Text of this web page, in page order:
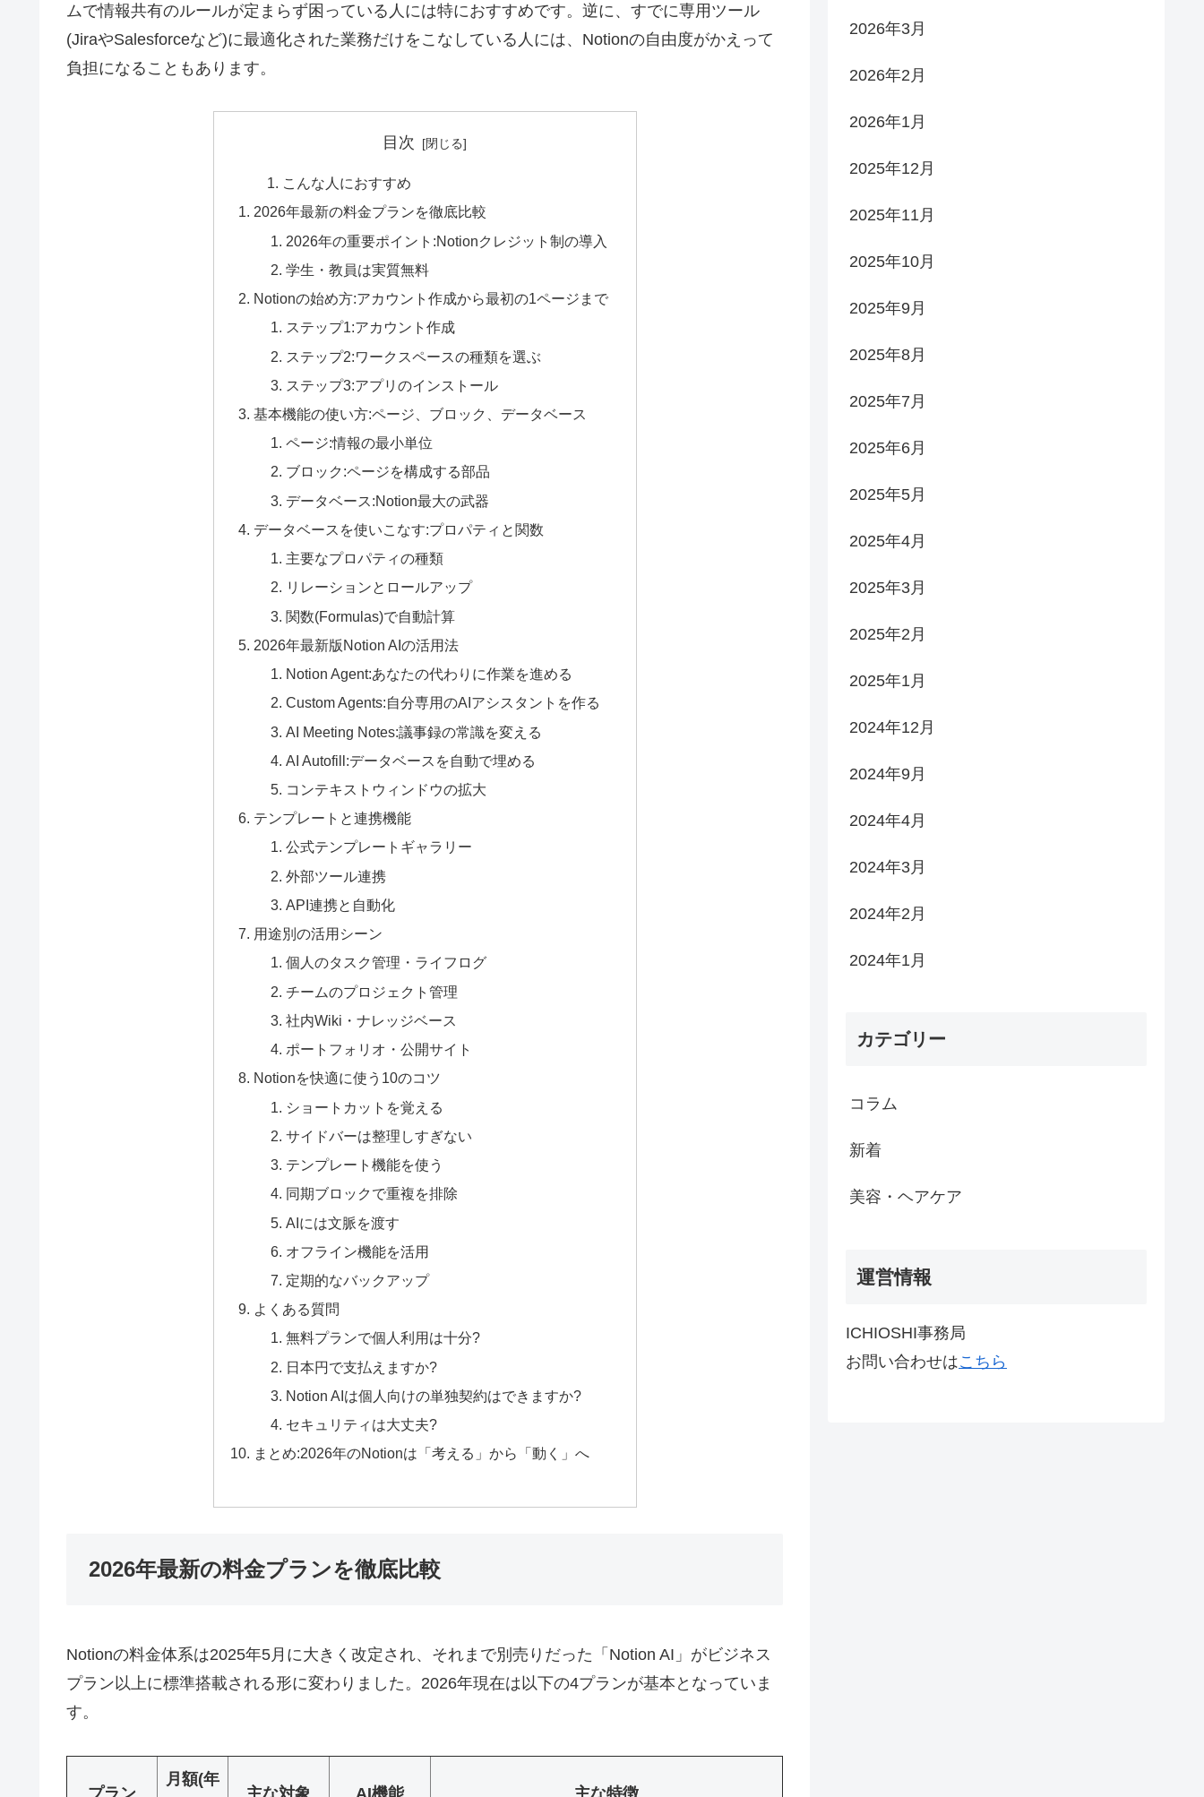
ムで情報共有のルールが定まらず困っている人には特におすすめです。逆に、すでに専用ツール
(JiraやSalesforceなど)に最適化された業務だけをこなしている人には、Notionの自由度がかえって
負担になることもあります。
目次
こんな人におすすめ
2026年最新の料金プランを徹底比較
2026年の重要ポイント:Notionクレジット制の導入
学生・教員は実質無料
Notionの始め方:アカウント作成から最初の1ページまで
ステップ1:アカウント作成
ステップ2:ワークスペースの種類を選ぶ
ステップ3:アプリのインストール
基本機能の使い方:ページ、ブロック、データベース
ページ:情報の最小単位
ブロック:ページを構成する部品
データベース:Notion最大の武器
データベースを使いこなす:プロパティと関数
主要なプロパティの種類
リレーションとロールアップ
関数(Formulas)で自動計算
2026年最新版Notion AIの活用法
Notion Agent:あなたの代わりに作業を進める
Custom Agents:自分専用のAIアシスタントを作る
AI Meeting Notes:議事録の常識を変える
AI Autofill:データベースを自動で埋める
コンテキストウィンドウの拡大
テンプレートと連携機能
公式テンプレートギャラリー
外部ツール連携
API連携と自動化
用途別の活用シーン
個人のタスク管理・ライフログ
チームのプロジェクト管理
社内Wiki・ナレッジベース
ポートフォリオ・公開サイト
Notionを快適に使う10のコツ
ショートカットを覚える
サイドバーは整理しすぎない
テンプレート機能を使う
同期ブロックで重複を排除
AIには文脈を渡す
オフライン機能を活用
定期的なバックアップ
よくある質問
無料プランで個人利用は十分?
日本円で支払えますか?
Notion AIは個人向けの単独契約はできますか?
セキュリティは大丈夫?
まとめ:2026年のNotionは「考える」から「動く」へ
2026年最新の料金プランを徹底比較
Notionの料金体系は2025年5月に大きく改定され、それまで別売りだった「Notion AI」がビジネス
プラン以上に標準搭載される形に変わりました。2026年現在は以下の4プランが基本となっていま
す。
プラン
月額(年
主な対象
AI機能 主な特徴
2026年3月
2026年2月
2026年1月
2025年12月
2025年11月
2025年10月
2025年9月
2025年8月
2025年7月
2025年6月
2025年5月
2025年4月
2025年3月
2025年2月
2025年1月
2024年12月
2024年9月
2024年4月
2024年3月
2024年2月
2024年1月
カテゴリー
コラム
新着
美容・ヘアケア
運営情報
ICHIOSHI事務局
お問い合わせはこちら